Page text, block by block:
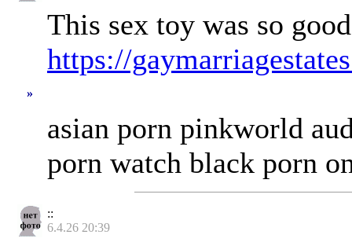
»
This sex toy was so
https://
asian porn pinkworld
porn watch black porn
::
6.4.26 20:39